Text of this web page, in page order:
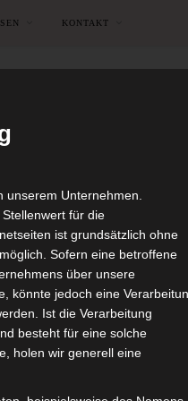
KONTAKT
SCHWEDENHAUS
Unternehmen.
für die
ist grundsätzlich ohne
Sofern eine betroffene
über unsere
könnte jedoch eine
Ist die Verarbeitung
besteht für eine solche
holen wir generell eine